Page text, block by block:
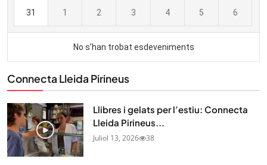
Connecta Lleida Pirineus
Llibres i gelats per l’estiu: Connecta
Lleida Pirineus...
Juliol 13, 2026 38